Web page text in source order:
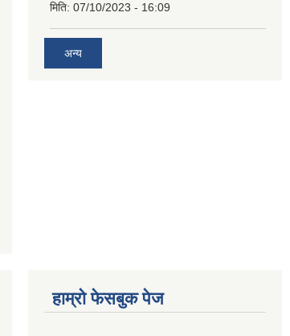
मिति: 07/10/2023 - 16:09
अन्य
हाम्रो फेसबुक पेज